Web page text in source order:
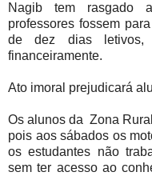
Nagib tem rasgado
professores fossem
de dez dias letivos,
financeiramente.
Ato imoral prejudicará
Os alunos da Zona
pois aos sábados os
os estudantes não
sem ter acesso ao